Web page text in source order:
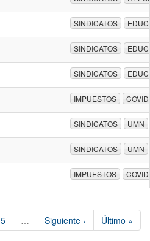
SINDICATOS
SINDICATOS
SINDICATOS
IMPUESTOS
SINDICATOS UMN
SINDICATOS UMN
IMPUESTOS
5 … Siguiente › Último »